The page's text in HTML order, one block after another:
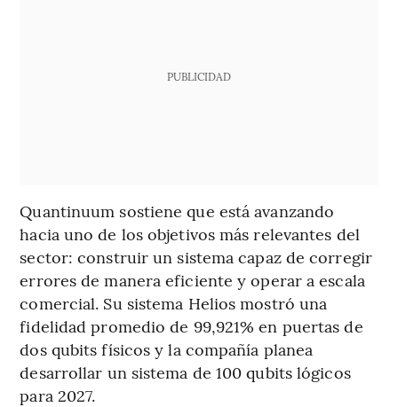
PUBLICIDAD
Quantinuum sostiene que está avanzando
hacia uno de los objetivos más relevantes del
sector: construir un sistema capaz de corregir
errores de manera eficiente y operar a escala
comercial. Su sistema Helios mostró una
fidelidad promedio de 99,921% en puertas de
dos qubits físicos y la compañía planea
desarrollar un sistema de 100 qubits lógicos
para 2027.